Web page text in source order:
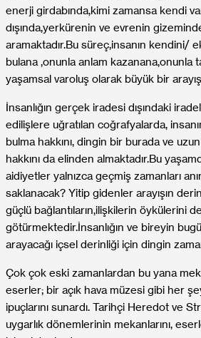
enerji girdabında,kimi zamansa kendi
dışında,yerkürenin ve evrenin
aramaktadır.Bu süreç,insanın kendini/
bulana ,onunla anlam kazanana,onunla
yaşamsal varoluş olarak büyük bir
İnsanlığın gerçek iradesi dışındaki
edilişlere uğratılan coğrafyalarda, insanın
bulma hakkını, dingin bir burada ve
hakkını da elinden almaktadır.Bu
aidiyetler yalnızca geçmiş zamanları
saklanacak? Yitip gidenler arayışın
güçlü bağlantıların,ilişkilerin öykülerini
götürmektedir.İnsanlığın ve bireyin
arayacağı içsel derinliği için dingin
Çok çok eski zamanlardan bu yana
eserler; bir açık hava müzesi gibi her
ipuçlarını sunardı. Tarihçi Heredot ve
uygarlık dönemlerinin mekanlarını,